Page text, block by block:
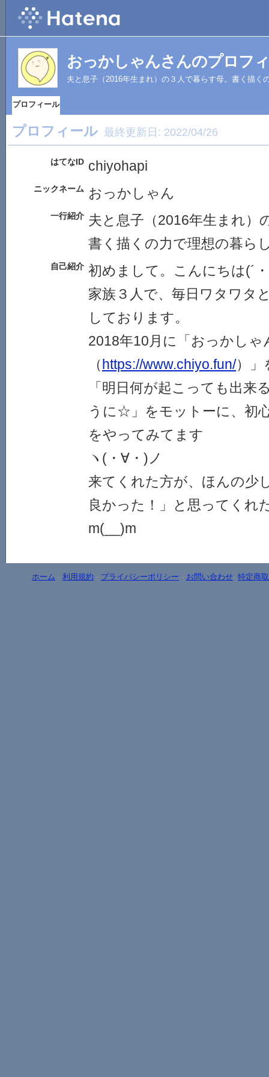
おっかしゃんさんのプロフ
夫と息子（2016年生まれ）の３人で暮らす母。書く描く
プロフィール
プロフィール 最終更新日: 2022/04/26
はてなID chiyohapi
ニックネーム おっかしゃん
一行紹介 夫と息子（2016年生まれ）
書く描くの力で理想の暮ら
自己紹介 初めまして。こんにちは(´
家族３人で、毎日ワタワタ
しております。
2018年10月に「おっかしゃ
（ https://www.chiyo.fun/）」
「明日何が起こっても出来
うに☆」をモットーに、初
をやってみてます
ヽ(・∀・)ノ
来てくれた方が、ほんの少
良かった！」と思ってくれ
m(__)m
ホーム - 利用規約 - プライバシーポリシー - お問い合わせ- 特定商